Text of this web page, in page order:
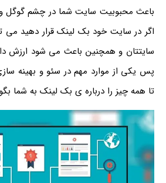
باعث محبوبیت سایت شما در چشم گوگل و
اگر در سایت خود بک لینک قرار دهید می
سایتتان و همچنین باعث می شود ارزش
پس یکی از موارد مهم در سئو و بهینه
تا همه چیز را درباره ی بک لینک به شما